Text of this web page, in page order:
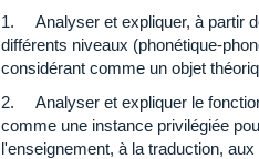
1. Analyser et expliquer, à partir
différents niveaux (phonétique-
considérant comme un objet
2. Analyser et expliquer le
comme une instance privilégiée
l'enseignement, à la traduction,